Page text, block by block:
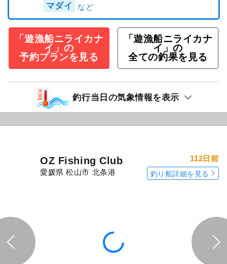
マダイ
「遊漁船ニライカナ
イ」の
予約プランを見る
「遊漁船ニライカナ
イ」の
全ての釣果を見る
釣行当日の気象情報を表示
OZ Fishing Club
愛媛県 松山市 北条港
112日前
釣り船詳細を見る